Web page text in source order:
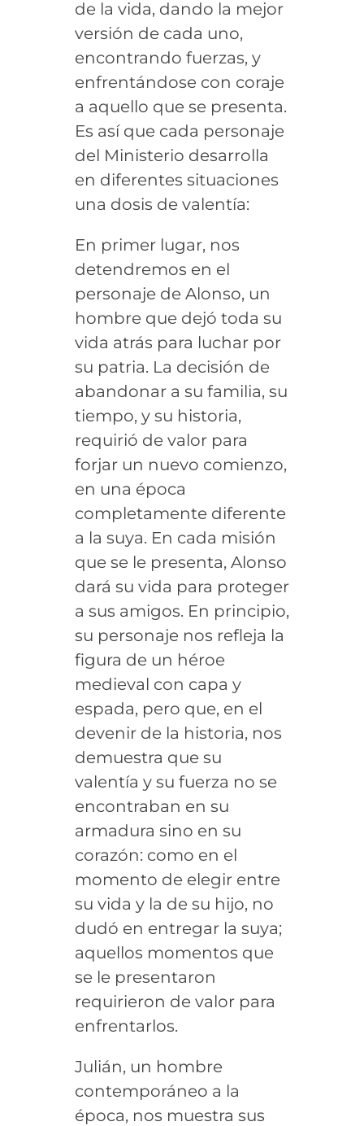
de la vida, dando la mejor
versión de cada uno,
encontrando fuerzas, y
enfrentándose con coraje
a aquello que se presenta.
Es así que cada personaje
del Ministerio desarrolla
en diferentes situaciones
una dosis de valentía:
En primer lugar, nos
detendremos en el
personaje de Alonso, un
hombre que dejó toda su
vida atrás para luchar por
su patria. La decisión de
abandonar a su familia, su
tiempo, y su historia,
requirió de valor para
forjar un nuevo comienzo,
en una época
completamente diferente
a la suya. En cada misión
que se le presenta, Alonso
dará su vida para proteger
a sus amigos. En principio,
su personaje nos refleja la
figura de un héroe
medieval con capa y
espada, pero que, en el
devenir de la historia, nos
demuestra que su
valentía y su fuerza no se
encontraban en su
armadura sino en su
corazón: como en el
momento de elegir entre
su vida y la de su hijo, no
dudó en entregar la suya;
aquellos momentos que
se le presentaron
requirieron de valor para
enfrentarlos.
Julián, un hombre
contemporáneo a la
época, nos muestra sus